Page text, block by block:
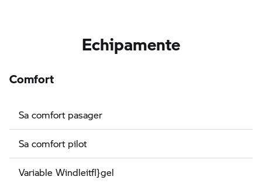
Echipamente
Comfort
Sa comfort pasager
Sa comfort pilot
Variable Windleitfl}gel